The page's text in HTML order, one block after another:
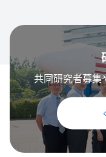
共同研究者募集